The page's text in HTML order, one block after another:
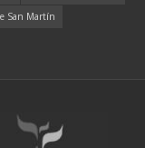
San Martín